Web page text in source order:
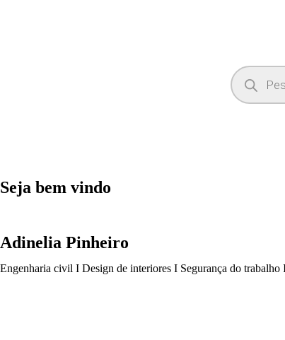
Seja bem vindo
Adinelia Pinheiro
Engenharia civil I Design de interiores I Segurança do trabalho